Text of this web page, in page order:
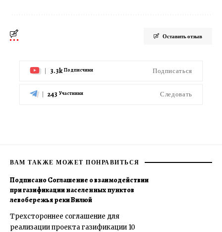
Оставить отзыв
3.3k Подписчики Подписаться
243 Участники Следовать
ВАМ ТАКЖЕ МОЖЕТ ПОНРАВИТЬСЯ
Подписано Соглашение о взаимодействии
при газификации населенных пунктов
левобережья реки Вилюй
Трехстороннее соглашение для
реализации проекта газификации 10